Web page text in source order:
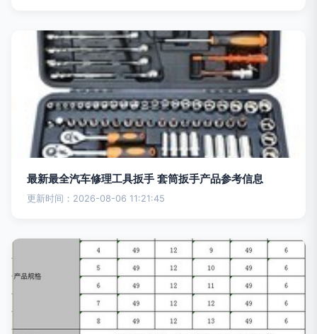
最新最全汽车修理工具扳手 套筒扳手产品参考信息
更新时间：2026-08-06 11:21:45